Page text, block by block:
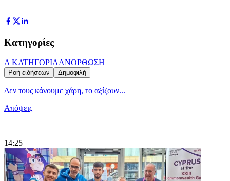
Κατηγορίες
Α ΚΑΤΗΓΟΡΙΑΑΝΟΡΘΩΣΗ
Ροή ειδήσεων Δημοφιλή
Δεν τους κάνουμε χάρη, το αξίζουν...
Απόψεις
|
14:25